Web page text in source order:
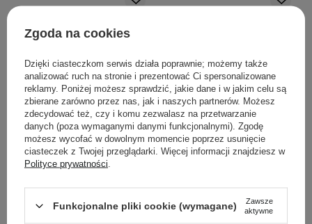
PROMOCJA WYBÓR KOSMETOLOGA
SKIN1004 - Madagascar
Centella Tone
Brightening Capsule
Ampoule - Rozświetlająca
WYBÓR KOSMETOLOGA
BasicLab - Famillias -
Nawilżający Krem do
Twarzy Lekka
Zgoda na cookies
Dzięki ciasteczkom serwis działa poprawnie; możemy także
analizować ruch na stronie i prezentować Ci spersonalizowane
reklamy. Poniżej możesz sprawdzić, jakie dane i w jakim celu są
zbierane zarówno przez nas, jak i naszych partnerów. Możesz
zdecydować też, czy i komu zezwalasz na przetwarzanie
danych (poza wymaganymi danymi funkcjonalnymi). Zgodę
możesz wycofać w dowolnym momencie poprzez usunięcie
ciasteczek z Twojej przeglądarki. Więcej informacji znajdziesz w
Polityce prywatności
Funkcjonalne pliki cookie (wymagane)
Zawsze
aktywne